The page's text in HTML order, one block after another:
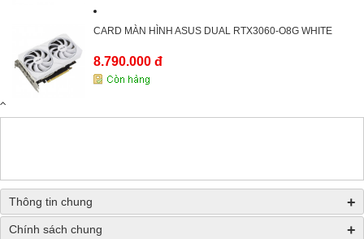
CARD MÀN HÌNH ASUS DUAL RTX3060-O8G WHITE
8.790.000 đ
Thông tin chung +
Chính sách chung +